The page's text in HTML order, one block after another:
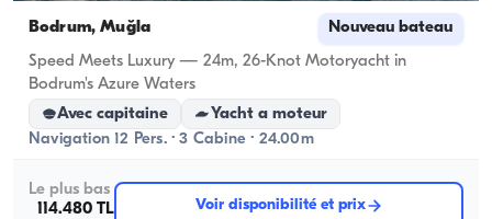
Bodrum, Muğla Nouveau bateau
Speed Meets Luxury — 24m, 26-Knot Motoryacht in
Bodrum's Azure Waters
Avec capitaine
Yacht a moteur
Navigation 12 Pers. · 3 Cabine · 24.00m
Le plus bas
114.480 TL
Voir disponibilité et prix